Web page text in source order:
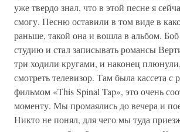
уже твердо знал, что в этой песне я
смогу. Песню оставили в том виде в
раньше, такой она и вошла в альбом.
студию и стал записывать романсы
три ходили кругами, и наконец
смотреть телевизор. Там была кассета
фильмом «This Spinal Tap», это очень
моменту. Мы промаялись до вечера и
Никто не понял, для чего мы туда